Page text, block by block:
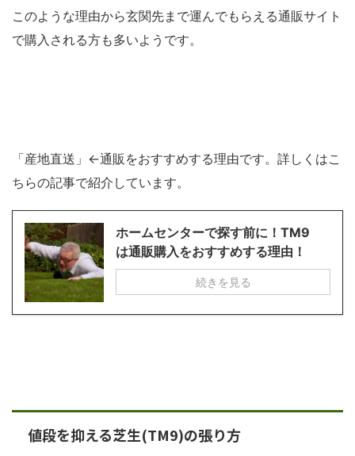
このような理由から玄関先まで運んでもらえる通販サイト
で購入される方も多いようです。
「産地直送」←通販をおすすめする理由です。詳しくはこ
ちらの記事で紹介しています。
ホームセンターで探す前に！TM9
は通販購入をおすすめする理由！
続きを見る
値段を抑える芝生(TM9)の張り方